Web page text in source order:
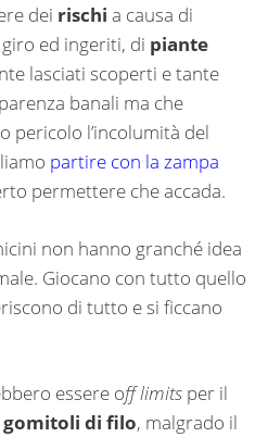
dei rischi a causa di
ed ingeriti, di piante
lasciati scoperti e tante
banali ma che
pericolo l’incolumità del
partire con la zampa
permettere che accada.
non hanno granché idea
Giocano con tutto quello
di tutto e si ficcano
essere off limits per il
gomitoli di filo, malgrado il